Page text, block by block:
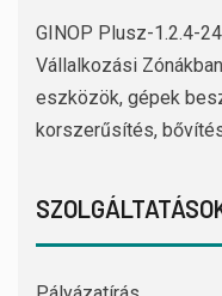
GINOP Plusz-1.2.4-
Vállalkozási
eszközök, gépek
korszerűsítés,